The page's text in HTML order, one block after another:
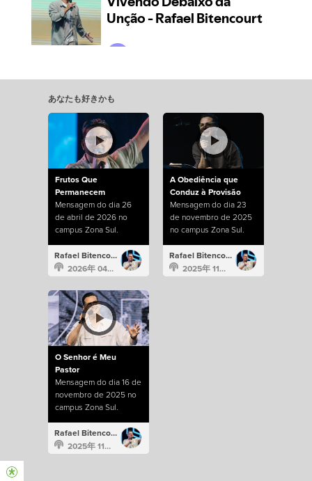
あなたも好きかも
Frutos Que
Permanecem
Mensagem do dia 26
de abril de 2026 no
campus Zona Sul.
Rafael Bitencourt
2026年 04月 26日
A Obediência que
Conduz à Provisão
Mensagem do dia 23
de novembro de 2025
no campus Zona Sul.
Rafael Bitencourt
2025年 11月 23日
O Senhor é Meu
Pastor
Mensagem do dia 16 de
novembro de 2025 no
campus Zona Sul.
Rafael Bitencourt
2025年 11月 16日